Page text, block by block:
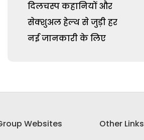
दिलचस्प कहानियों और
सेक्शुअल हेल्थ से जुड़ी हर
नई जानकारी के लिए
Websites
Other Links